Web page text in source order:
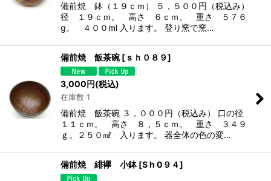
備前焼 鉢（１９ｃｍ） ５，５００円（税込み）
径 １９ｃｍ。 高さ ６ｃｍ。 重さ ５７６
g。 ４００ml 入ります。 登り窯で窯…
備前焼 飯茶碗 [ ｓｈ０８９]
3,000円(税込)
在庫数 1
備前焼 飯茶碗 ３，０００円（税込み） 口の径
１１ｃｍ。 高さ ８，５ｃｍ。 重さ ３４９
ｇ。２５０㎖ 入ります。 器全体の色の変…
備前焼 緋襷 小鉢 [S h 0９４]